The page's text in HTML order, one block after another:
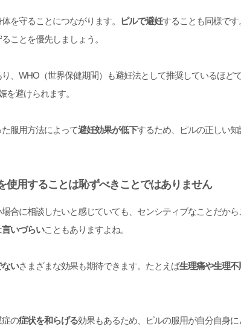
を守ることにつながります。 ピルで避妊することも同様で
ことを優先しましょう。
、WHO（世界保健期間）も避妊法として推奨しているほど
を避けられます。
服用方法によって避妊効果が低下するため、ピルの正しい
使用することは恥ずべきことではありません
合に相談したいと感じていても、センシティブなことだか
言いづらいこともありますよね。
いさまざまな効果も期待できます。たとえば生理痛や生理
症の症状を和らげる効果もあるため、ピルの服用が自分自身に